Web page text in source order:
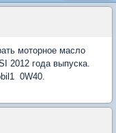
моторное масло
2012 года выпуска.
0W40.